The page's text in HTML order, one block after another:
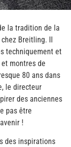
la tradition de la
Breitling. Il
techniquement et
montres de
80 ans dans
le directeur
des anciennes
pas être
!
des inspirations